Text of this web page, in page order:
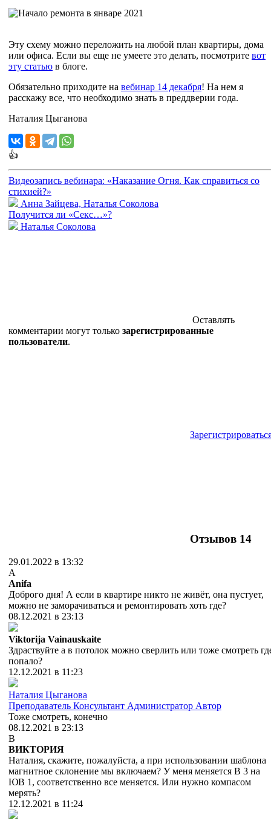
Эту схему можно переложить на любой план квартиры, дома
или офиса. Если вы еще не умеете это делать, посмотрите вот
эту статью в блоге.
Обязательно приходите на вебинар 14 декабря! На нем я
расскажу все, что необходимо знать в преддверии года.
Наталия Цыганова
👍
Видеозапись вебинара: «Наказание Огня. Как справиться со
стихией?»
Анна Зайцева, Наталья Соколова
Получится ли «Секс…»?
Наталья Соколова
Оставлять
комментарии могут только зарегистрированные
пользователи.
Отзывов 14
29.01.2022 в 13:32
A
Anifa
Доброго дня! А если в квартире никто не живёт, она пустует,
можно не заморачиваться и ремонтировать хоть где?
08.12.2021 в 23:13
Viktorija Vainauskaite
Здраствуйте а в потолок можно сверлить или тоже смотреть
попало?
12.12.2021 в 11:23
Наталия Цыганова
Преподаватель Консультант Администратор Автор
Тоже смотреть, конечно
08.12.2021 в 23:13
В
ВИКТОРИЯ
Наталия, скажите, пожалуйста, а при использовании шаблона
магнитное склонение мы включаем? У меня меняется В 3 на
ЮВ 1, соответственно все меняется. Или нужно компасом
мерять?
12.12.2021 в 11:24